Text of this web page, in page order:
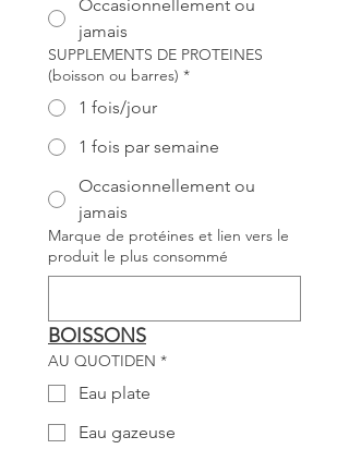
Occasionnellement ou
jamais
SUPPLEMENTS DE PROTEINES
(boisson ou barres) *
1 fois/jour
1 fois par semaine
Occasionnellement ou
jamais
Marque de protéines et lien vers le
produit le plus consommé
BOISSONS
AU QUOTIDEN *
Eau plate
Eau gazeuse